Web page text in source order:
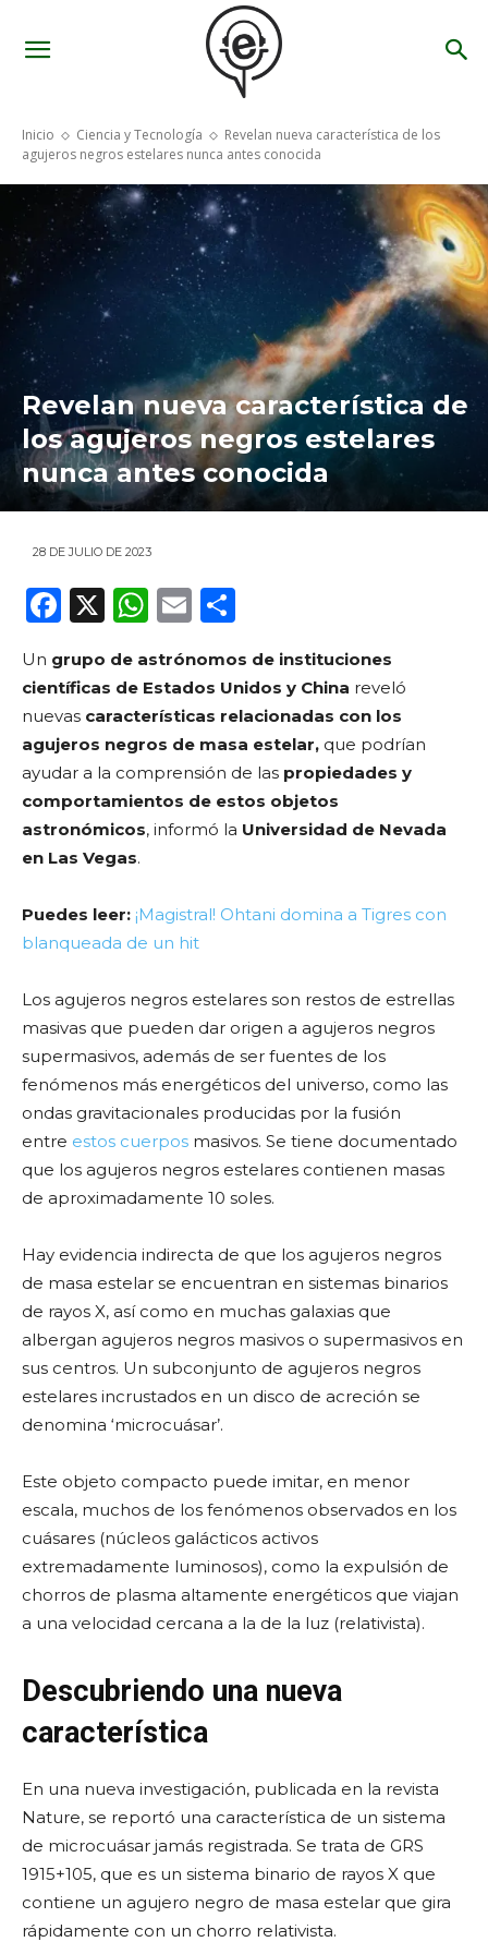
Inicio Ciencia y Tecnología
Revelan nueva característica de los
agujeros negros estelares nunca antes conocida
Revelan nueva característica de
los agujeros negros estelares
nunca antes conocida
28 DE JULIO DE 2023
F
c
e
b
o
o
k
X
W
a
ts
A
p
p
E
ai
l
m
p
ar
ti
r
Un grupo de astrónomos de instituciones
científicas de Estados Unidos y China reveló
nuevas características relacionadas con los
agujeros negros de masa estelar, que podrían
ayudar a la comprensión de las propiedades y
comportamientos de estos objetos
astronómicos, informó la Universidad de Nevada
en Las Vegas.
Puedes leer: ¡Magistral! Ohtani domina a Tigres con
blanqueada de un hit
Los agujeros negros estelares son restos de estrellas
masivas que pueden dar origen a agujeros negros
supermasivos, además de ser fuentes de los
fenómenos más energéticos del universo, como las
ondas gravitacionales producidas por la fusión
entre estos cuerpos masivos. Se tiene documentado
que los agujeros negros estelares contienen masas
de aproximadamente 10 soles.
Hay evidencia indirecta de que los agujeros negros
de masa estelar se encuentran en sistemas binarios
de rayos X, así como en muchas galaxias que
albergan agujeros negros masivos o supermasivos en
sus centros. Un subconjunto de agujeros negros
estelares incrustados en un disco de acreción se
denomina ‘microcuásar’.
Este objeto compacto puede imitar, en menor
escala, muchos de los fenómenos observados en los
cuásares (núcleos galácticos activos
extremadamente luminosos), como la expulsión de
chorros de plasma altamente energéticos que viajan
a una velocidad cercana a la de la luz (relativista).
Descubriendo una nueva
característica
En una nueva investigación, publicada en la revista
Nature, se reportó una característica de un sistema
de microcuásar jamás registrada. Se trata de GRS
1915+105, que es un sistema binario de rayos X que
contiene un agujero negro de masa estelar que gira
rápidamente con un chorro relativista.